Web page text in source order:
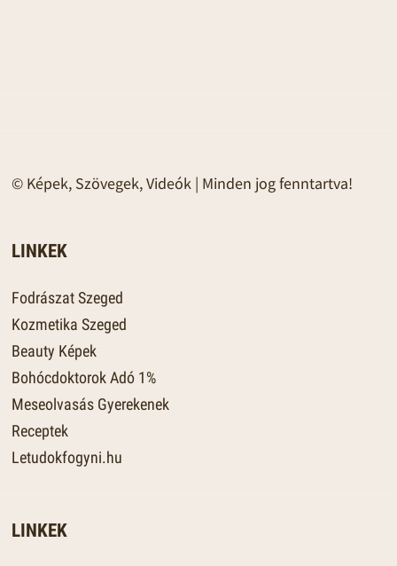
© Képek, Szövegek, Videók | Minden jog fenntartva!
LINKEK
Fodrászat Szeged
Kozmetika Szeged
Beauty Képek
Bohócdoktorok Adó 1%
Meseolvasás Gyerekenek
Receptek
Letudokfogyni.hu
LINKEK